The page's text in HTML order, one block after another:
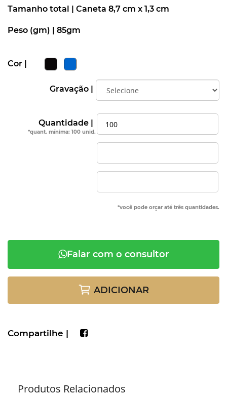
Tamanho total | Caneta 8,7 cm x 1,3 cm
Peso (gm) | 85gm
Cor |
Gravação |
Quantidade |
*quant. mínima: 100 unid.
*você pode orçar até três quantidades.
Falar com o consultor
ADICIONAR
Compartilhe |
Produtos Relacionados